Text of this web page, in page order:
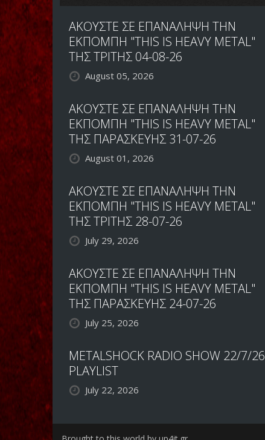
ΑΚΟΥΣΤΕ ΣΕ ΕΠΑΝΑΛΗΨΗ ΤΗΝ
ΕΚΠΟΜΠΗ "THIS IS HEAVY METAL"
ΤΗΣ ΤΡΙΤΗΣ 04-08-26
August 05, 2026
ΑΚΟΥΣΤΕ ΣΕ ΕΠΑΝΑΛΗΨΗ ΤΗΝ
ΕΚΠΟΜΠΗ "THIS IS HEAVY METAL"
ΤΗΣ ΠΑΡΑΣΚΕΥΗΣ 31-07-26
August 01, 2026
ΑΚΟΥΣΤΕ ΣΕ ΕΠΑΝΑΛΗΨΗ ΤΗΝ
ΕΚΠΟΜΠΗ "THIS IS HEAVY METAL"
ΤΗΣ ΤΡΙΤΗΣ 28-07-26
July 29, 2026
ΑΚΟΥΣΤΕ ΣΕ ΕΠΑΝΑΛΗΨΗ ΤΗΝ
ΕΚΠΟΜΠΗ "THIS IS HEAVY METAL"
ΤΗΣ ΠΑΡΑΣΚΕΥΗΣ 24-07-26
July 25, 2026
METALSHOCK RADIO SHOW 22/7/26
PLAYLIST
July 22, 2026